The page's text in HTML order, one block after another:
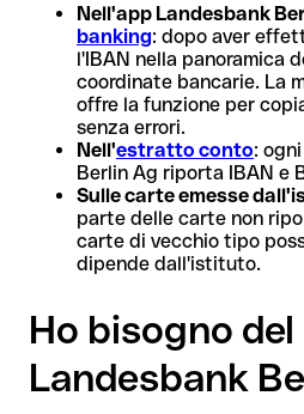
Nell'app Landesbank
banking: dopo aver
l'IBAN nella panoramica
coordinate bancarie. La
offre la funzione per
senza errori.
Nell'estratto conto:
Berlin Ag riporta IBAN e
Sulle carte emesse
parte delle carte non
carte di vecchio tipo
dipende dall'istituto.
Ho bisogno del
Landesbank